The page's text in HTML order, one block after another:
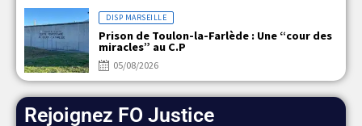
DISP MARSEILLE
Prison de Toulon-la-Farlède : Une “cour des
miracles” au C.P
05/08/2026
Rejoignez FO Justice